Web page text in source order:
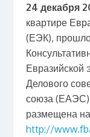
24 декабря
квартире
(ЕЭК), прошло
Евразийской
Делового
союза
размещена
http://